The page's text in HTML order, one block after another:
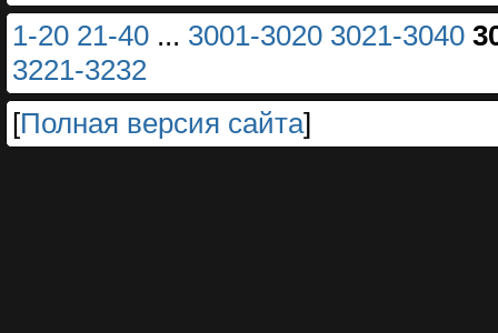
1-20 21-40 ... 3001-3020 3021-3040
3221-3232
[Полная версия сайта]